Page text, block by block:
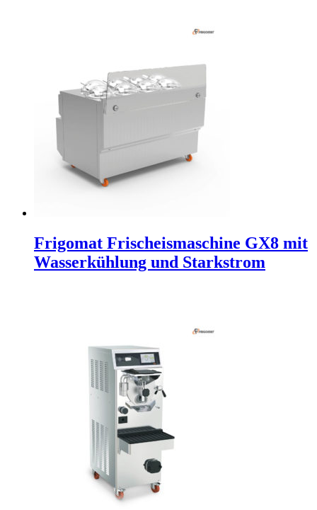
Frigomat Frischeismaschine GX8 mit
Wasserkühlung und Starkstrom